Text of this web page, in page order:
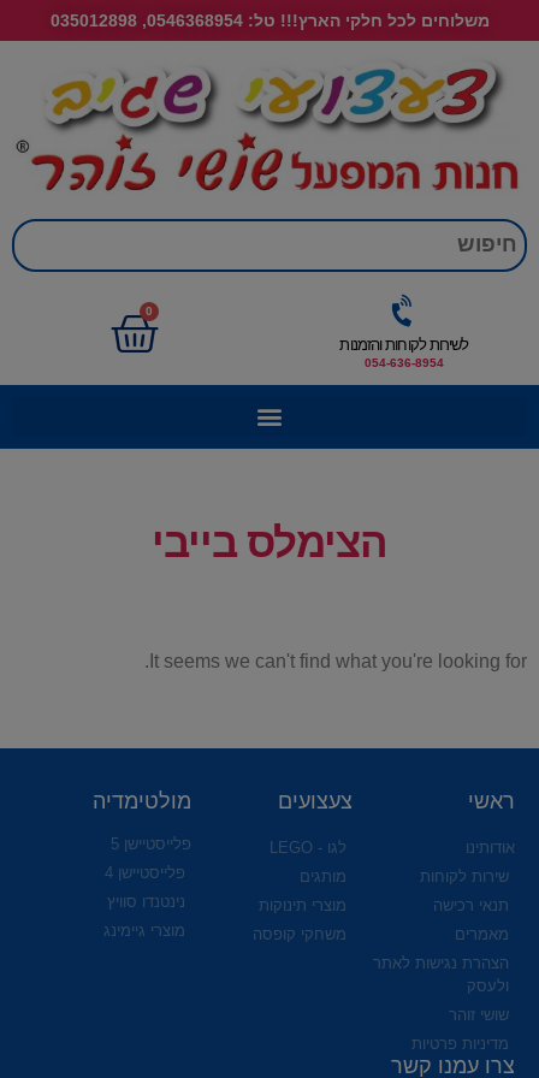
משלוחים לכל חלקי הארץ!!! טל: 0546368954, 035012898
לשירות לקוחות והזמנות
054-636-8954
0
הצימלס בייבי
It seems we can't find what you're looking for.
ראשי
אודותינו
שירות לקוחות
תנאי רכישה
מאמרים
הצהרת נגישות לאתר
ולעסק
שושי זוהר
מדיניות פרטיות
צעצועים
לגו - LEGO
מותגים
מוצרי תינוקות
משחקי קופסה
מולטימדיה
פלייסטיישן 5
פלייסטיישן 4
נינטנדו סוויץ
מוצרי גיימינג
צרו עמנו קשר